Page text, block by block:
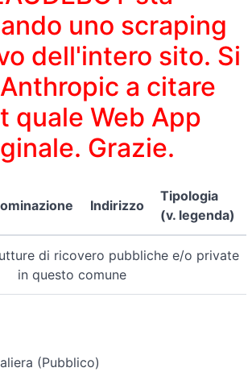
uno scraping
dell'intero sito. Si
a citare
quale Web App
Grazie.
Indirizzo
Tipologia
(v. legenda)
di ricovero pubbliche e/o private
in questo comune
(Pubblico)